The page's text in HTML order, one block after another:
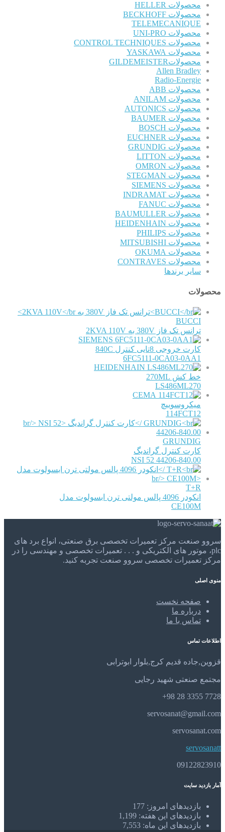
محصولات HELLER
محصولات BECKHOFF
TELEMECANIQUE
محصولات UNI-PRO
محصولات CONTROL TECHNIQUES
محصولات YASKAWA
محصولاتGILDEMEISTER
Allen Bradley
Radio-Energie
محصولات ABB
محصولات ANILAM
محصولات AUTONICS
محصولات BAUMER
محصولات BOSCH
محصولات EUCHNER
محصولات GRUNDIG
محصولات LITTON
محصولات OMRON
محصولات STEGMAN
محصولات SIEMENS
محصولات INDRAMAT
محصولات FANUC
محصولات BAUMULLER
محصولات HEIDENHAIN
محصولات PHILIPS
محصولات MITSUBISHI
محصولات OKUMA
محصولات CONTRAVES
سایر برندها
محصولات
BUCCI
ترانس تک فاز 380V به 2KVA 110V
SIEMENS
کارت خروجی 8تایی کنترل 840C
6FC5111-0CA03-0AA1
HEIDENHAIN
خط کش 270ML
LS486ML270
CEMA
میکروسوییچ
114FCT12
GRUNDIG
کارت کنترل گراندیگ
NSI 52 44206-840.00
T+R
انکودر 4096 پالس مولتی ترن ابسولوت مدل
CE100M
سروو صنعت مرکز تعمیرات تخصصی برق صنعتی، انواع برد های
plc، موتور های الکتریکی و . . . تعمیرات تخصصی و مهندسی را در
مرکز تعمیرات تخصصی سروو صنعت تجربه کنید.
منوی اصلی
صفحه نخست
درباره ما
تماس با ما
اطلاعات تماس
قزوین,جاده قدیم کرج,بلوار ابوترابی
مجتمع صنعتی شهید رجایی
7728 3355 28 98+
servosanat@gmail.com
servosanat.com
servosanatt
09122823910
آمار بازدید سایت
بازدیدهای امروز: 177
بازدیدهای این هفته: 1,199
بازدیدهای این ماه: 7,553